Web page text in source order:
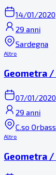
14/01/2020
29 anni
Sardegna
Altro
Geometra
07/01/2020
29 anni
C.so
Altro
Geometra